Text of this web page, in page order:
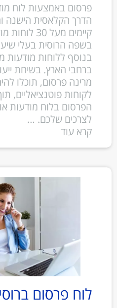
פרסום באמצעות לוח
הדרך הקלאסית הישנה
קיימים מעל
בשפה הרוסית בעלי
בנוסף ללוחות מודעות
ברחבי הארץ. בשיחת
מרינה פרסום, תוכלו
לקוחות פוטנציאליים,
הפרסום בלוח מודעות
לצרכים שלכם. …
קרא עוד
לוח פרסום